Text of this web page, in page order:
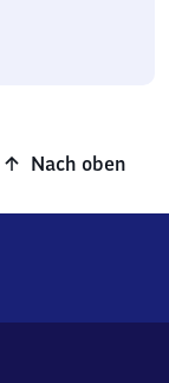
Nach oben